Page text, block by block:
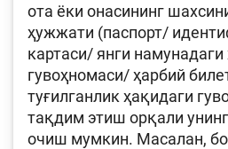
ота ёки онасининг
ҳужжати (паспорт/
картаси/ янги
гувоҳномаси/ ҳарбий
туғилганлик ҳақидаги
тақдим этиш орқали
очиш мумкин. Масалан,